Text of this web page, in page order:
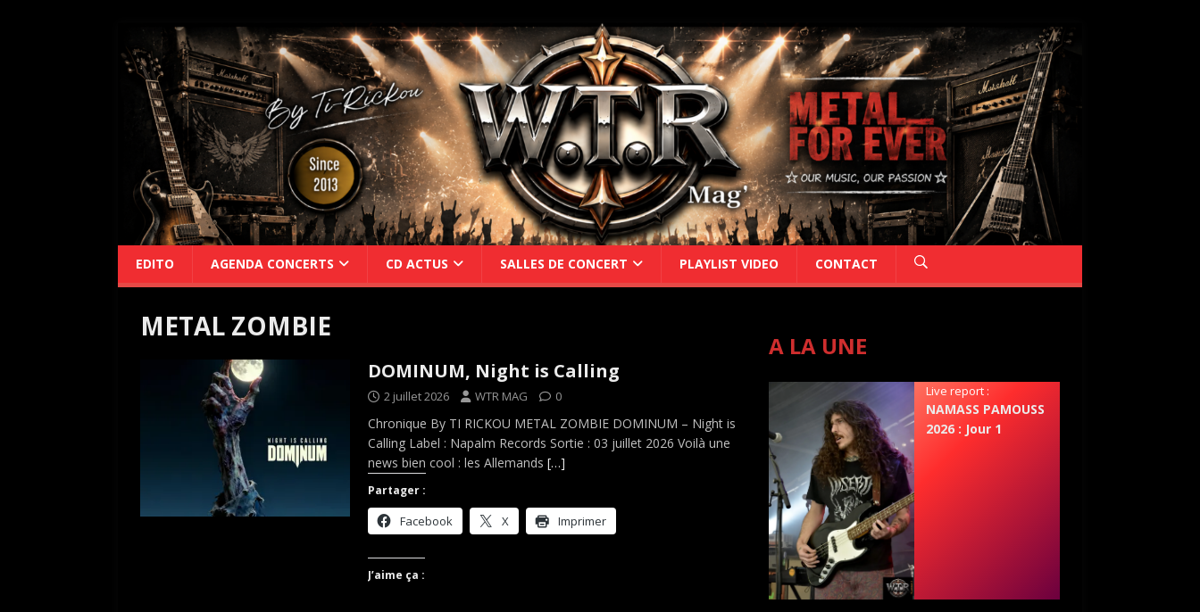
EDITO AGENDA CONCERTS CD ACTUS SALLES DE CONCERT PLAYLIST VIDEO CONTACT
METAL ZOMBIE
DOMINUM, Night is Calling
2 juillet 2026 WTR MAG 0
Chronique By TI RICKOU METAL ZOMBIE DOMINUM – Night is
Calling Label : Napalm Records Sortie : 03 juillet 2026 Voilà une
news bien cool : les Allemands […]
Partager :
Facebook X Imprimer
J’aime ça :
A LA UNE
Live report :
NAMASS PAMOUSS
2026 : Jour 1